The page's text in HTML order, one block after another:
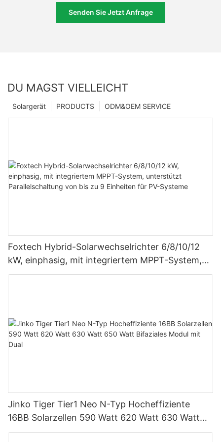
Senden Sie Jetzt Anfrage
DU MAGST VIELLEICHT
ODM&OEM SERVICE
PRODUCTS
Solargerät
Foxtech Hybrid-Solarwechselrichter 6/8/10/12
kW, einphasig, mit integriertem MPPT-System,
unterstützt Parallelschaltung von bis zu 9
Jinko Tiger Tier1 Neo N-Typ Hocheffiziente
16BB Solarzellen 590 Watt 620 Watt 630 Watt
650 Watt Bifaziales Modul mit Dual